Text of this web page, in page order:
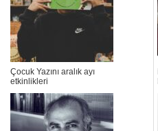
Çocuk Yazını aralık ayı
etkinlikleri